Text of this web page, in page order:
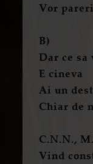
Vor
B)
Dar ce sa
E cineva
Ai un
Chiar de
C.N.N.,
Vind